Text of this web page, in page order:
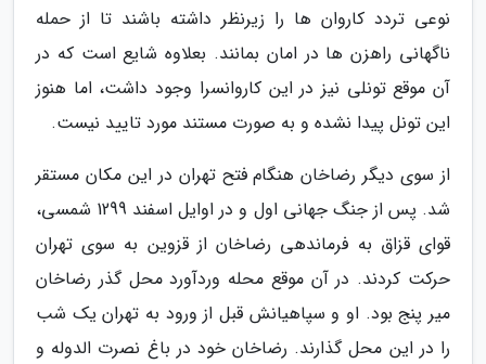
نوعی تردد کاروان ها را زیرنظر داشته باشند تا از حمله
ناگهانی راهزن ها در امان بمانند. بعلاوه شایع است که در
آن موقع تونلی نیز در این کاروانسرا وجود داشت، اما هنوز
این تونل پیدا نشده و به صورت مستند مورد تایید نیست.
از سوی دیگر رضاخان هنگام فتح تهران در این مکان مستقر
شد. پس از جنگ جهانی اول و در اوایل اسفند 1299 شمسی،
قوای قزاق به فرماندهی رضاخان از قزوین به سوی تهران
حرکت کردند. در آن موقع محله وردآورد محل گذر رضاخان
میر پنج بود. او و سپاهیانش قبل از ورود به تهران یک شب
را در این محل گذارند. رضاخان خود در باغ نصرت الدوله و